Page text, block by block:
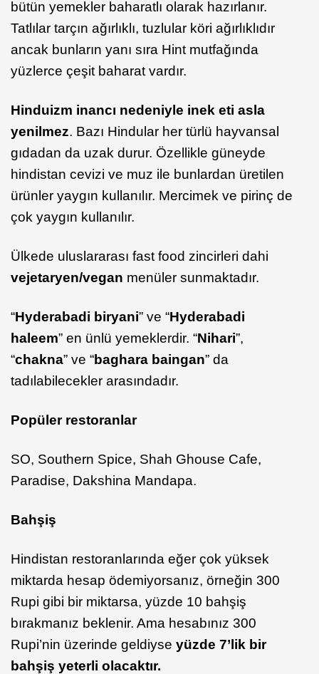
bütün yemekler baharatlı olarak hazırlanır.
Tatlılar tarçın ağırlıklı, tuzlular köri ağırlıklıdır
ancak bunların yanı sıra Hint mutfağında
yüzlerce çeşit baharat vardır.
Hinduizm inancı nedeniyle inek eti asla
yenilmez. Bazı Hindular her türlü hayvansal
gıdadan da uzak durur. Özellikle güneyde
hindistan cevizi ve muz ile bunlardan üretilen
ürünler yaygın kullanılır. Mercimek ve pirinç de
çok yaygın kullanılır.
Ülkede uluslararası fast food zincirleri dahi
vejetaryen/vegan menüler sunmaktadır.
“Hyderabadi biryani” ve “Hyderabadi
haleem” en ünlü yemeklerdir. “Nihari”,
“chakna” ve “baghara baingan” da
tadılabilecekler arasındadır.
Popüler restoranlar
SO, Southern Spice, Shah Ghouse Cafe,
Paradise, Dakshina Mandapa.
Bahşiş
Hindistan restoranlarında eğer çok yüksek
miktarda hesap ödemiyorsanız, örneğin 300
Rupi gibi bir miktarsa, yüzde 10 bahşiş
bırakmanız beklenir. Ama hesabınız 300
Rupi’nin üzerinde geldiyse yüzde 7’lik bir
bahşiş yeterli olacaktır.